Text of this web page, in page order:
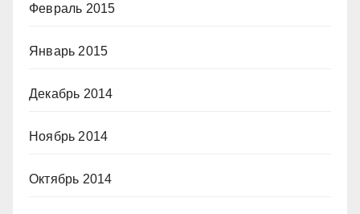
Февраль 2015
Январь 2015
Декабрь 2014
Ноябрь 2014
Октябрь 2014